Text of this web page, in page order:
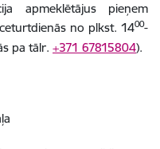
apmeklētājus pieņem
no plkst. 1400-
pa tālr. +371 67815804).